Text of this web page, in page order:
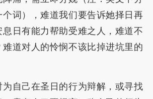
词），难道我们要告诉她择日再
日有能力帮助受难之人，难道不
道对人的怜悯不该比掉进坑里的
自己在圣日的行为辩解，或寻找